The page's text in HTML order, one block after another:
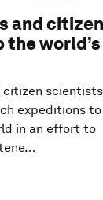
and citizen
world’s
citizen
expeditions
in an effort to